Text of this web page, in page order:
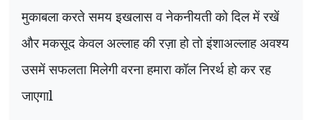
मुकाबला करते समय इखलास व नेकनीयती को दिल में रखें
और मकसूद केवल अल्लाह की रज़ा हो तो इंशाअल्लाह अवश्य
उसमें सफलता मिलेगी वरना हमारा कॉल निरर्थ हो कर रह
जाएगाl